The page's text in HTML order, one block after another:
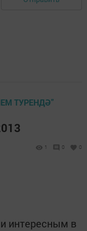
ТУРЕНДӘ"
1 0 0
интересным в